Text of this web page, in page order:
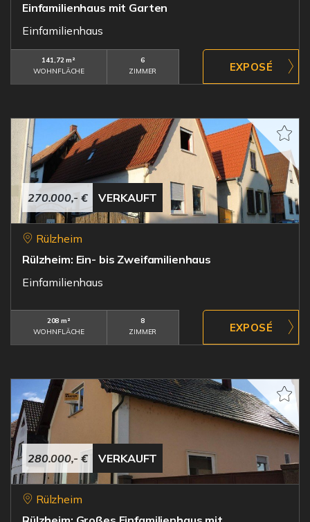
Einfamilienhaus mit Garten
Einfamilienhaus
141,72 m²
WOHNFLÄCHE
6
ZIMMER
270.000,- € VERKAUFT
Rülzheim
Rülzheim: Ein- bis Zweifamilienhaus
Einfamilienhaus
208 m²
WOHNFLÄCHE
8
ZIMMER
280.000,- € VERKAUFT
Rülzheim